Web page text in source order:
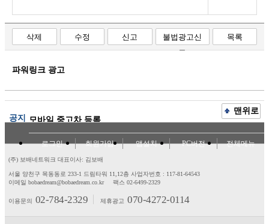
삭제 수정 신고
불법광고신
고
목록
파워링크 광고
공지 모바일 중고차 등록
맨위로
로그인 회원가입 앱설치 PC버전 전체메뉴
(주) 보배네트워크 대표이사: 김보배
서울 양천구 목동동로 233-1 드림타워 11,12층 사업자번호 : 117-81-64543
이메일 bobaedream@bobaedream.co.kr
팩스 02-6499-2329
이용문의 02-784-2329 제휴광고 070-4272-0114